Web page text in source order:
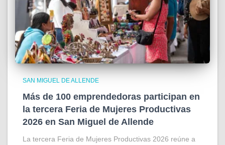
SAN MIGUEL DE ALLENDE
Más de 100 emprendedoras participan en
la tercera Feria de Mujeres Productivas
2026 en San Miguel de Allende
La tercera Feria de Mujeres Productivas 2026 reúne a